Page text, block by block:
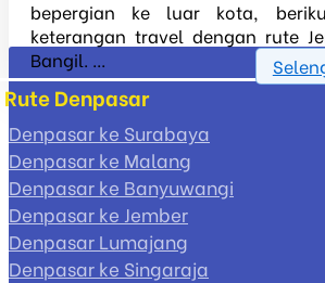
bepergian ke luar kota,
keterangan travel dengan rute
Bangil. ...
Rute Denpasar
Denpasar ke Surabaya
Denpasar ke Malang
Denpasar ke Banyuwangi
Denpasar ke Jember
Denpasar Lumajang
Denpasar ke Singaraja